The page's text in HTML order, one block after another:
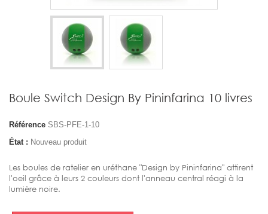
Boule Switch Design By Pininfarina 10 livres
Référence SBS-PFE-1-10
État : Nouveau produit
Les boules de ratelier en uréthane "Design by Pininfarina" attirent
l'oeil grâce à leurs 2 couleurs dont l'anneau central réagi à la
lumière noire.